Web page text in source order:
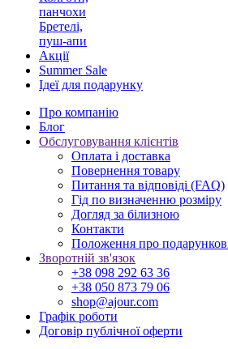
панчохи
Бретелі,
пуш-апи
Акції
Summer Sale
Ідеї для подарунку
Про компанію
Блог
Обслуговування клієнтів
Оплата і доставка
Повернення товару
Питання та відповіді (FAQ)
Гід по визначенню розміру
Догляд за білизною
Контакти
Положення про
Зворотній зв'язок
+38 098 292 63 36
+38 050 873 79 06
shop@ajour.com
Графік роботи
Договір публічної оферти